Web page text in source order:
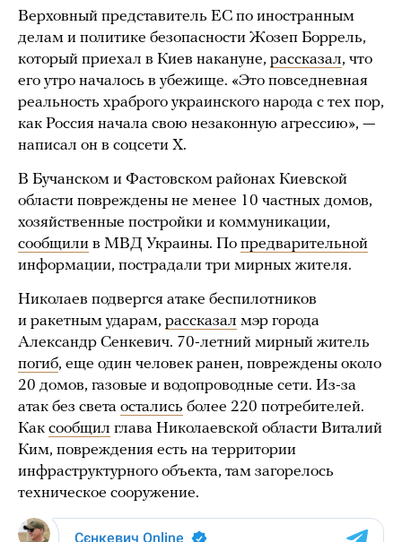
Верховный представитель ЕС по иностранным
делам и политике безопасности Жозеп Боррель,
который приехал в Киев накануне, рассказал, что
его утро началось в убежище. «Это повседневная
реальность храброго украинского народа с тех пор,
как Россия начала свою незаконную агрессию», —
написал он в соцсети Х.
В Бучанском и Фастовском районах Киевской
области повреждены не менее 10 частных домов,
хозяйственные постройки и коммуникации,
сообщили в МВД Украины. По предварительной
информации, пострадали три мирных жителя.
Николаев подвергся атаке беспилотников
и ракетным ударам, рассказал мэр города
Александр Сенкевич. 70-летний мирный житель
погиб, еще один человек ранен, повреждены около
20 домов, газовые и водопроводные сети. Из-за
атак без света остались более 220 потребителей.
Как сообщил глава Николаевской области Виталий
Ким, повреждения есть на территории
инфраструктурного объекта, там загорелось
техническое сооружение.